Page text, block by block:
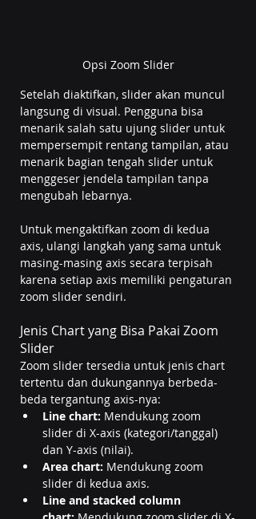
Opsi Zoom Slider
Setelah diaktifkan, slider akan muncul
langsung di visual. Pengguna bisa
menarik salah satu ujung slider untuk
mempersempit rentang tampilan, atau
menarik bagian tengah slider untuk
menggeser jendela tampilan tanpa
mengubah lebarnya.
Untuk mengaktifkan zoom di kedua
axis, ulangi langkah yang sama untuk
masing-masing axis secara terpisah
karena setiap axis memiliki pengaturan
zoom slider sendiri.
Jenis Chart yang Bisa Pakai Zoom
Slider
Zoom slider tersedia untuk jenis chart
tertentu dan dukungannya berbeda-
beda tergantung axis-nya:
Line chart: Mendukung zoom
slider di X-axis (kategori/tanggal)
dan Y-axis (nilai).
Area chart: Mendukung zoom
slider di kedua axis.
Line and stacked column